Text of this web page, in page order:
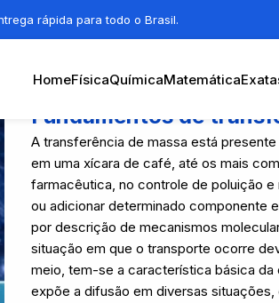
rápida para todo o Brasil.
HomeFísicaQuímicaMatemática
Fundamentos de
A transferência de massa está
em uma xícara de café, até os mais
farmacêutica, no controle de poluição
ou adicionar determinado componente
por descrição de mecanismos
situação em que o transporte ocorre
meio, tem-se a característica básica
expõe a difusão em diversas